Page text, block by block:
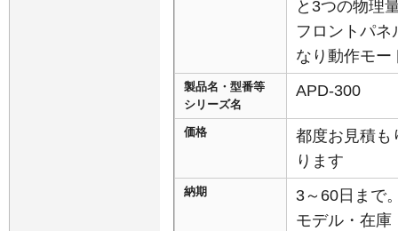
と3つの物理
フロントパ
なり動作モー
製品名・型番等
シリーズ名
APD-300
価格
都度お見積も
ります
納期
3～60日まで
モデル・在庫